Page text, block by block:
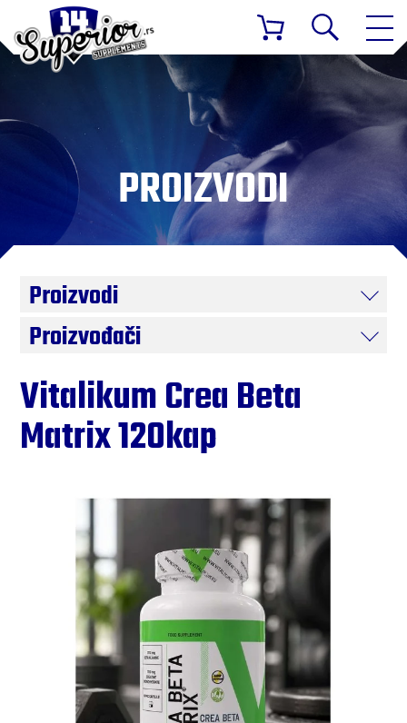
PROIZVODI
Proizvodi
Proizvođači
Vitalikum Crea Beta
Matrix 120kap